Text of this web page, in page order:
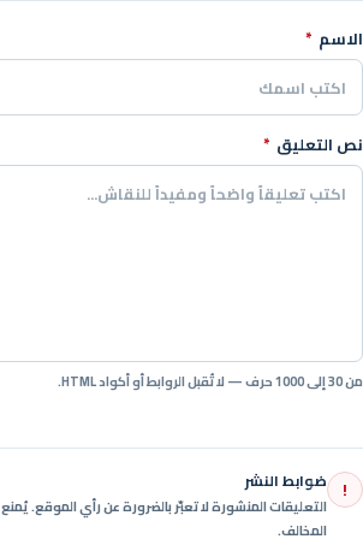
اترك هذا الحقل فارغاً
الاسم *
نص التعليق *
من 30 إلى 1000 حرف — لا تُقبل الروابط أو أكواد HTML.
! ضوابط النشر
التعليقات المنشورة لا تعبّر بالضرورة عن رأي الموقع.
المخالف.